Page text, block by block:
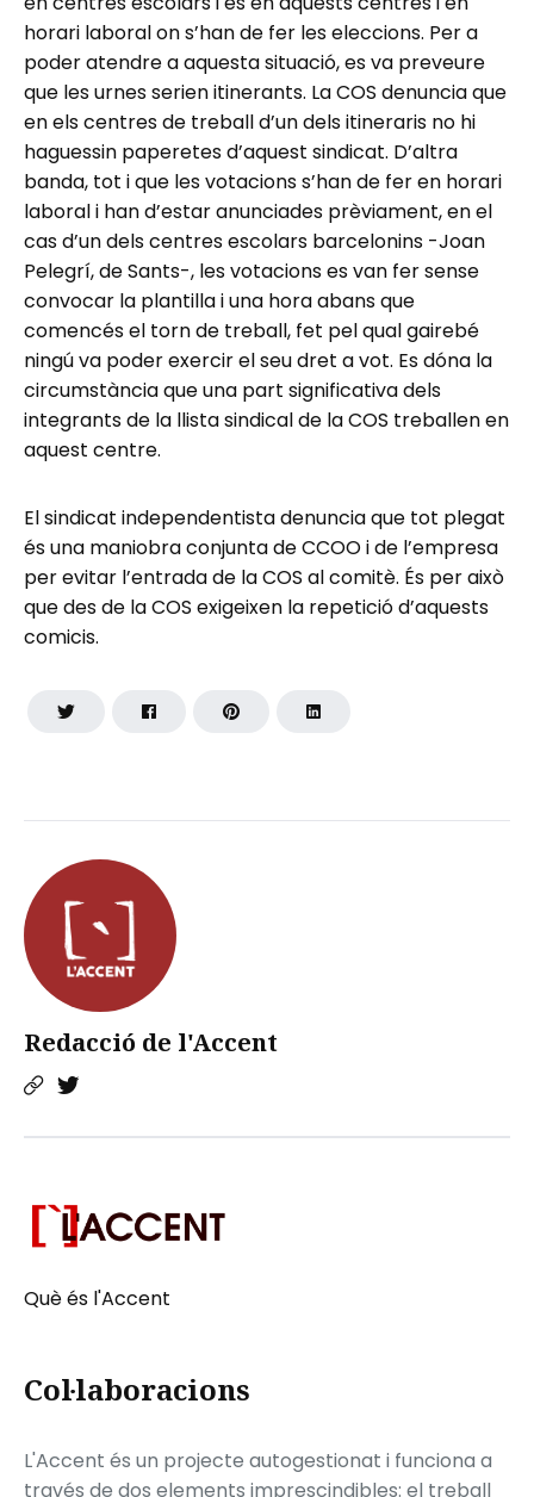
Redacció de l'Accent
horari laboral on s’han de fer les eleccions. Per a
poder atendre a aquesta situació, es va preveure
que les urnes serien itinerants. La COS denuncia que
en els centres de treball d’un dels itineraris no hi
haguessin paperetes d’aquest sindicat. D’altra
banda, tot i que les votacions s’han de fer en horari
laboral i han d’estar anunciades prèviament, en el
cas d’un dels centres escolars barcelonins -Joan
Pelegrí, de Sants-, les votacions es van fer sense
convocar la plantilla i una hora abans que
comencés el torn de treball, fet pel qual gairebé
ningú va poder exercir el seu dret a vot. Es dóna la
circumstància que una part significativa dels
integrants de la llista sindical de la COS treballen en
aquest centre.
El sindicat independentista denuncia que tot plegat
és una maniobra conjunta de CCOO i de l’empresa
per evitar l’entrada de la COS al comitè. És per això
que des de la COS exigeixen la repetició d’aquests
comicis.
Què és l'Accent
Col·laboracions
L'Accent és un projecte autogestionat i funciona a
través de dos elements imprescindibles: el treball